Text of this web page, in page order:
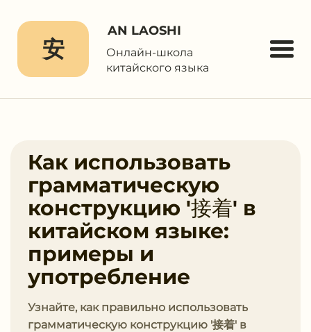
安
AN LAOSHI
Онлайн-школа
китайского языка
Как использовать
грамматическую
конструкцию '接着' в
китайском языке:
примеры и
употребление
Узнайте, как правильно использовать
грамматическую конструкцию '接着' в